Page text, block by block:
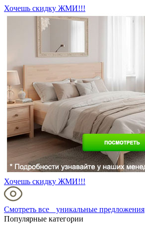
Хочешь скидку ЖМИ!!!
Хочешь скидку ЖМИ!!!
Смотреть все уникальные предложения
Популярные категории